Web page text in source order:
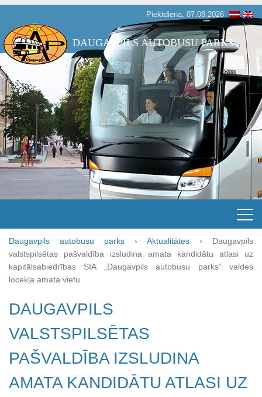
Piektdiena, 07.08.2026
DAUGAVPILS AUTOBUSU PARKS
Daugavpils autobusu parks › Aktualitātes › Daugavpils
valstspilsētas pašvaldība izsludina amata kandidātu atlasi uz
kapitālsabiedrības SIA „Daugavpils autobusu parks” valdes
locekļa amata vietu
DAUGAVPILS
VALSTSPILSĒTAS
PAŠVALDĪBA IZSLUDINA
AMATA KANDIDĀTU ATLASI UZ